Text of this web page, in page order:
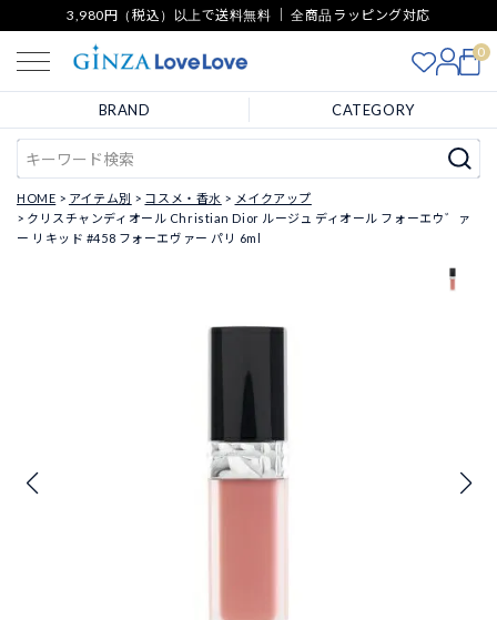
3,980円（税込）以上で送料無料 ｜ 全商品ラッピング対応
0
BRAND CATEGORY
HOME アイテム別 コスメ・香水
メイクアップ
クリスチャンディオール Christian Dior ルージュ ディオール フォーエウ゛ァ
ー リキッド #458 フォーエヴァー パリ 6ml